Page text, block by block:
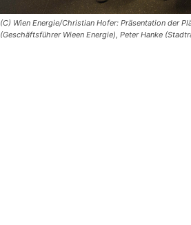
(C) Wien Energie/Christian Hofer: Präsentation der
(Geschäftsführer Wieen Energie), Peter Hanke